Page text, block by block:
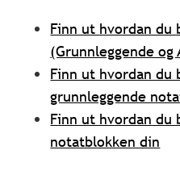
Finn ut hvordan
(Grunnleggende og
Finn ut hvordan du
grunnleggende
Finn ut hvordan du
notatblokken din